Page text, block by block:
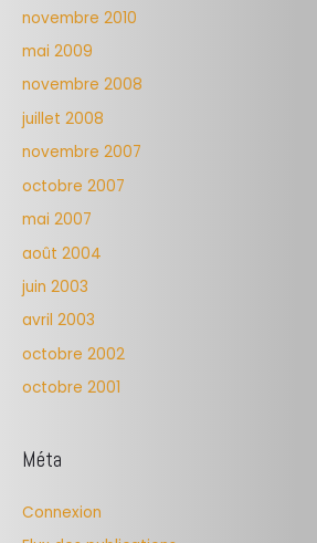
novembre 2010
mai 2009
novembre 2008
juillet 2008
novembre 2007
octobre 2007
mai 2007
août 2004
juin 2003
avril 2003
octobre 2002
octobre 2001
Méta
Connexion